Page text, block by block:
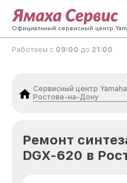
Официальный сервисный центр
Работаем с 09:00 до 21:00
Сервисный центр
Ростове-на-Дону
Ремонт
DGX-620 в